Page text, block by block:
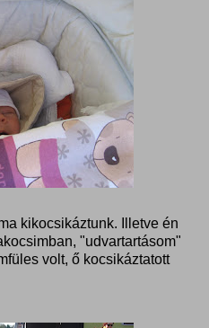
kikocsikáztunk. Illetve én
"udvartartásom"
volt, ő kocsikáztatott